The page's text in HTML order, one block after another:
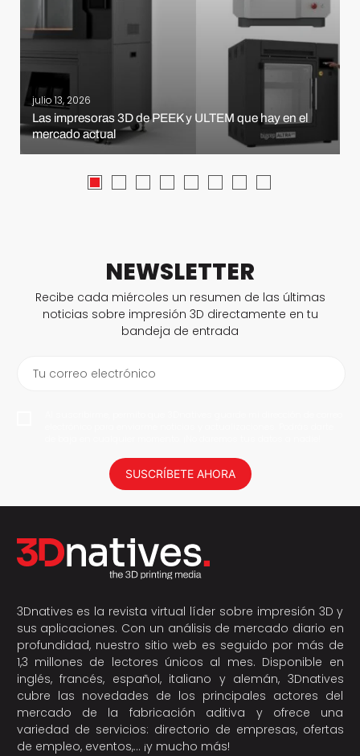
julio 13, 2026
Las impresoras 3D de PEEK y ULTEM que hay en el
mercado actual
NEWSLETTER
Recibe cada miércoles un resumen de las últimas
noticias sobre impresión 3D directamente en tu
bandeja de entrada
Tu correo electrónico
SUSCRÍBETE AHORA
3Dnatives es la revista virtual líder sobre impresión 3D y
sus aplicaciones. Con un análisis de mercado diario en
profundidad, nuestro sitio web es seguido por más de
1,3 millones de lectores únicos al mes. Disponible en
inglés, francés, español, italiano y alemán, 3Dnatives
cubre las novedades de los principales actores del
mercado de la fabricación aditiva y ofrece una
variedad de servicios: directorio de empresas, ofertas
de empleo, eventos,… ¡y mucho más!